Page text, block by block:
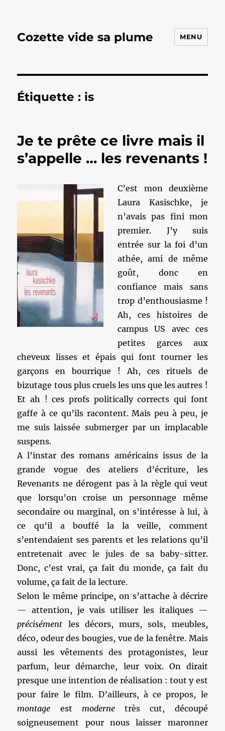
Cozette vide sa plume MENU
Étiquette : is
Je te prête ce livre mais il
s’appelle … les revenants !
C’est mon deuxième
Laura Kasischke, je
n’avais pas fini mon
premier. J’y suis
entrée sur la foi d’un
athée, ami de même
goût, donc en
confiance mais sans
trop d’enthousiasme !
Ah, ces histoires de
campus US avec ces
petites garces aux
cheveux lisses et épais qui font tourner les
garçons en bourrique ! Ah, ces rituels de
bizutage tous plus cruels les uns que les autres !
Et ah ! ces profs politically corrects qui font
gaffe à ce qu’ils racontent. Mais peu à peu, je
me suis laissée submerger par un implacable
suspens.
A l’instar des romans américains issus de la
grande vogue des ateliers d’écriture, les
Revenants ne dérogent pas à la règle qui veut
que lorsqu’on croise un personnage même
secondaire ou marginal, on s’intéresse à lui, à
ce qu’il a bouffé la la veille, comment
s’entendaient ses parents et les relations qu’il
entretenait avec le jules de sa baby-sitter.
Donc, c’est vrai, ça fait du monde, ça fait du
volume, ça fait de la lecture.
Selon le même principe, on s’attache à décrire
— attention, je vais utiliser les italiques —
précisément les décors, murs, sols, meubles,
déco, odeur des bougies, vue de la fenêtre. Mais
aussi les vêtements des protagonistes, leur
parfum, leur démarche, leur voix. On dirait
presque une intention de réalisation : tout y est
pour faire le film. D’ailleurs, à ce propos, le
montage est modernetrès cut, découpé
soigneusement pour nous laisser maronner